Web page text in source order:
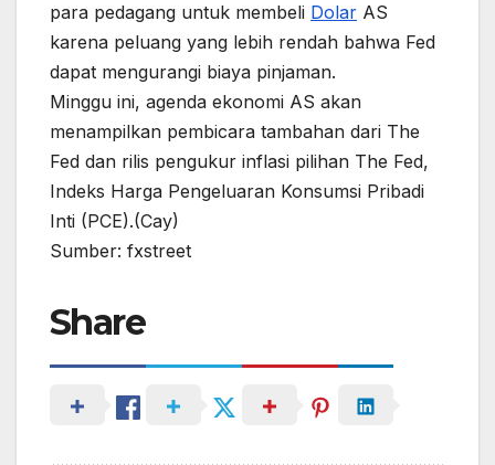
para pedagang untuk membeli Dolar AS
karena peluang yang lebih rendah bahwa Fed
dapat mengurangi biaya pinjaman.
Minggu ini, agenda ekonomi AS akan
menampilkan pembicara tambahan dari The
Fed dan rilis pengukur inflasi pilihan The Fed,
Indeks Harga Pengeluaran Konsumsi Pribadi
Inti (PCE).(Cay)
Sumber: fxstreet
Share